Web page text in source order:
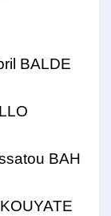
BALDE
BAH